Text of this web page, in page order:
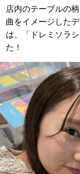
店内のテーブルの
曲をイメージした
は、「ドレミソラ
た！